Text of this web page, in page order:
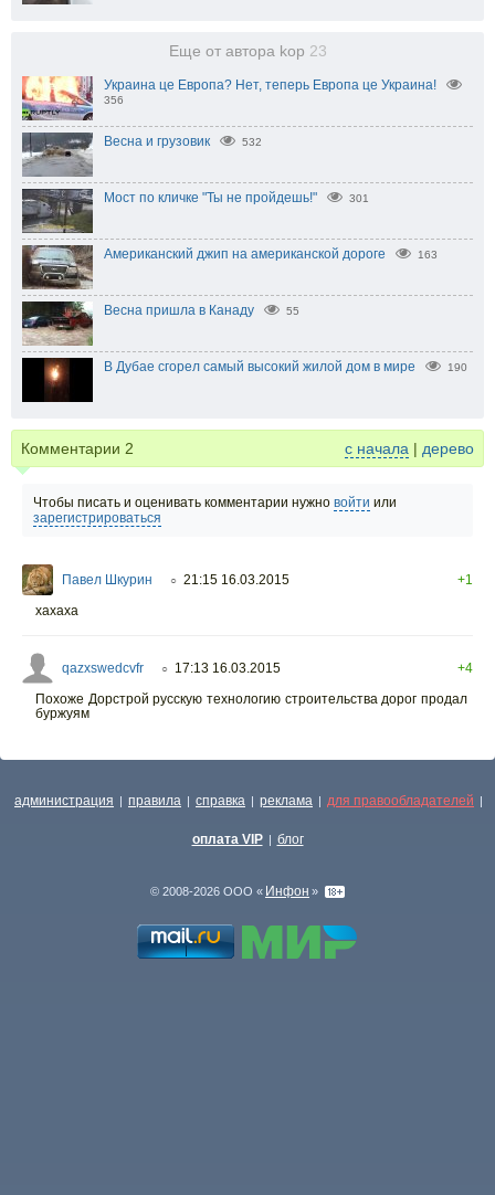
Еще от автора kop 23
Украина це Европа? Нет, теперь Европа це Украина!
356
Весна и грузовик 532
Мост по кличке "Ты не пройдешь!" 301
Американский джип на американской дороге 163
Весна пришла в Канаду 55
В Дубае сгорел самый высокий жилой дом в мире 190
Комментарии 2 с начала | дерево
Чтобы писать и оценивать комментарии нужно войти или
зарегистрироваться
Павел Шкурин ○ 21:15 16.03.2015
+1
хахаха
qazxswedcvfr ○ 17:13 16.03.2015
+4
Похоже Дорстрой русскую технологию строительства дорог продал
буржуям
администрация | правила | справка | реклама | для правообладателей |
оплата VIP | блог
© 2008-2026 ООО « Инфон »